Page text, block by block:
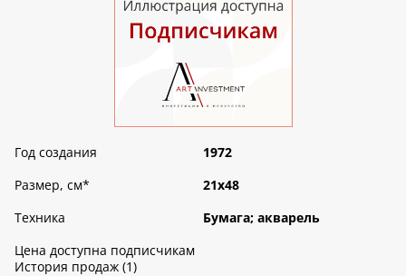
Год создания
1972
Размер, см*
21х48
Техника
Бумага; акварель
Цена доступна подписчикам
История продаж (1)